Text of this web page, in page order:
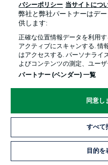
当サイトについて
© 2026
言語をお選びく
Display
バシーポリシー 当サイトにつ
弊社と弊社パートナーはデ
供します:
正確な位置情報データを利用
アクティブにスキャンする. 情
はアクセスする. パーソナライ
よびコンテンツの測定、ユー
パートナー (ベンダー) 一覧
同意し
すべて
目的を